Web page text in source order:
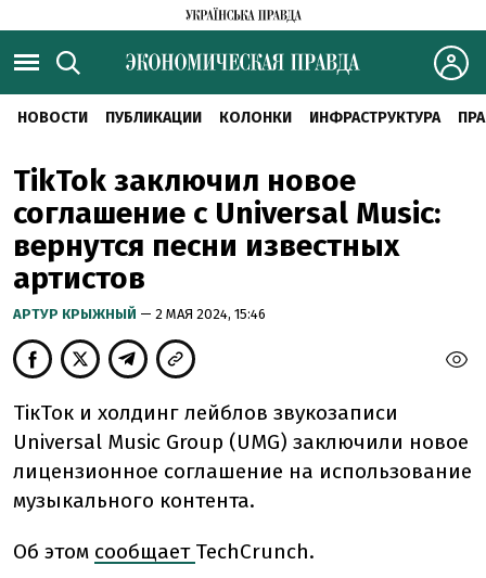
НОВОСТИ ПУБЛИКАЦИИ КОЛОНКИ ИНФРАСТРУКТУРА
TikTok заключил новое
соглашение с Universal Music:
вернутся песни известных
артистов
АРТУР КРЫЖНЫЙ — 2 МАЯ 2024, 15:46
ТікТок и холдинг лейблов звукозаписи
Universal Music Group (UMG) заключили новое
лицензионное соглашение на использование
музыкального контента.
Об этом сообщает TechCrunch.